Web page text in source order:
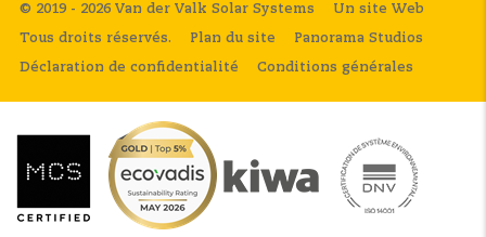
© 2019 - 2026 Van der Valk Solar Systems
Tous droits réservés. Plan du site
Déclaration de confidentialité Conditions générales
Un site Web
Panorama Studios